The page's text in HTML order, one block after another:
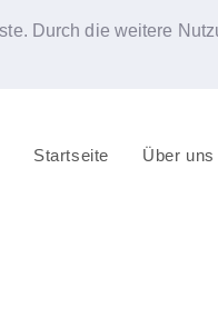
Durch die weitere
Startseite Über uns